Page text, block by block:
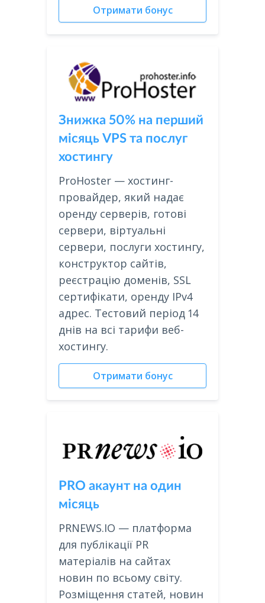
Отримати бонус
Знижка 50% на перший
місяць VPS та послуг
хостингу
ProHoster — хостинг-
провайдер, який надає
оренду серверів, готові
сервери, віртуальні
сервери, послуги хостингу,
конструктор сайтів,
реєстрацію доменів, SSL
сертифікати, оренду IPv4
адрес. Тестовий період 14
днів на всі тарифи веб-
хостингу.
Отримати бонус
PRO акаунт на один
місяць
PRNEWS.IO — платформа
для публікації PR
матеріалів на сайтах
новин по всьому світу.
Розміщення статей, новин